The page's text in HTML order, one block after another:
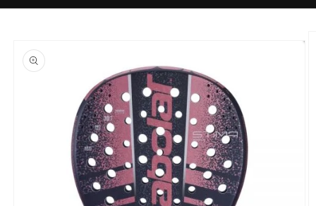
información
del producto